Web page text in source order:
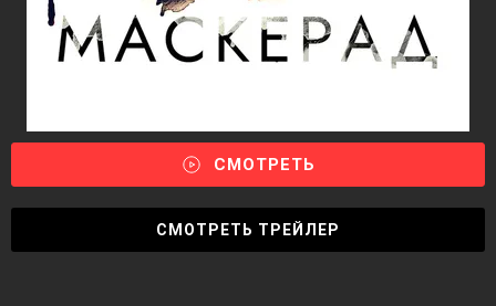
СМОТРЕТЬ
СМОТРЕТЬ ТРЕЙЛЕР